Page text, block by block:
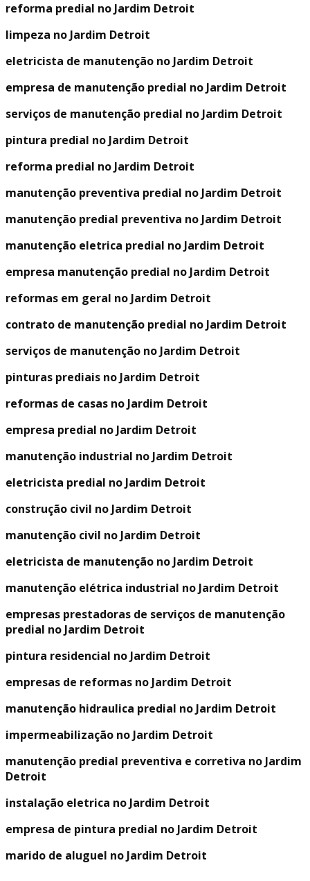
reforma predial no Jardim Detroit
limpeza no Jardim Detroit
eletricista de manutenção no Jardim Detroit
empresa de manutenção predial no Jardim Detroit
serviços de manutenção predial no Jardim Detroit
pintura predial no Jardim Detroit
reforma predial no Jardim Detroit
manutenção preventiva predial no Jardim Detroit
manutenção predial preventiva no Jardim Detroit
manutenção eletrica predial no Jardim Detroit
empresa manutenção predial no Jardim Detroit
reformas em geral no Jardim Detroit
contrato de manutenção predial no Jardim Detroit
serviços de manutenção no Jardim Detroit
pinturas prediais no Jardim Detroit
reformas de casas no Jardim Detroit
empresa predial no Jardim Detroit
manutenção industrial no Jardim Detroit
eletricista predial no Jardim Detroit
construção civil no Jardim Detroit
manutenção civil no Jardim Detroit
eletricista de manutenção no Jardim Detroit
manutenção elétrica industrial no Jardim Detroit
empresas prestadoras de serviços de manutenção
predial no Jardim Detroit
pintura residencial no Jardim Detroit
empresas de reformas no Jardim Detroit
manutenção hidraulica predial no Jardim Detroit
impermeabilização no Jardim Detroit
manutenção predial preventiva e corretiva no Jardim
Detroit
instalação eletrica no Jardim Detroit
empresa de pintura predial no Jardim Detroit
marido de aluguel no Jardim Detroit